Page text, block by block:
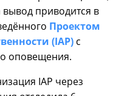
приводится в
Проектом
(IAP) с
оповещения.
IAP через